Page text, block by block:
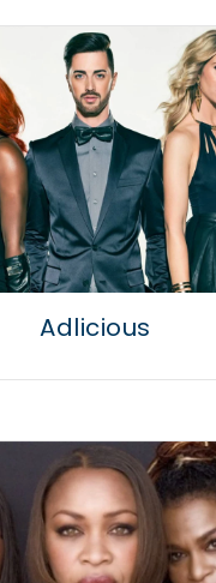
Adlicious